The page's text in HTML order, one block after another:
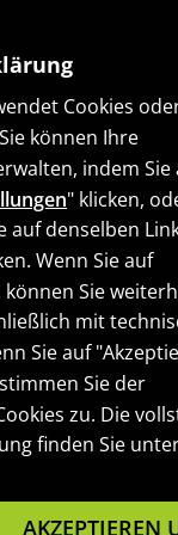
Cookies
können Ihre
indem Sie
" klicken,
auf denselben
Wenn Sie auf
können Sie
mit
Sie auf
Sie der
zu. Die
finden Sie
AKZEPTIEREN